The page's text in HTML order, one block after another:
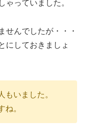
ゃっていました。
せんでしたが・・・
にしておきましょ
もいました。
ね。